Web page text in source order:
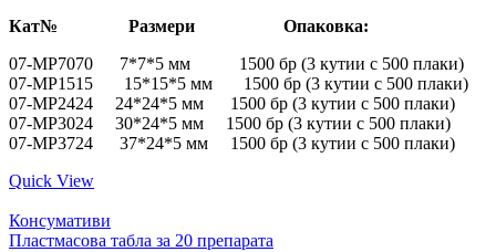
Кат№ Размери Опаковка:
07-MP7070 7*7*5 мм 1500 бр (3 кутии с 500 плаки)
07-MP1515 15*15*5 мм 1500 бр (3 кутии с 500 плаки)
07-MP2424 24*24*5 мм 1500 бр (3 кутии с 500 плаки)
07-MP3024 30*24*5 мм 1500 бр (3 кутии с 500 плаки)
07-MP3724 37*24*5 мм 1500 бр (3 кутии с 500 плаки)
Quick View
Консумативи
Пластмасова табла за 20 препарата